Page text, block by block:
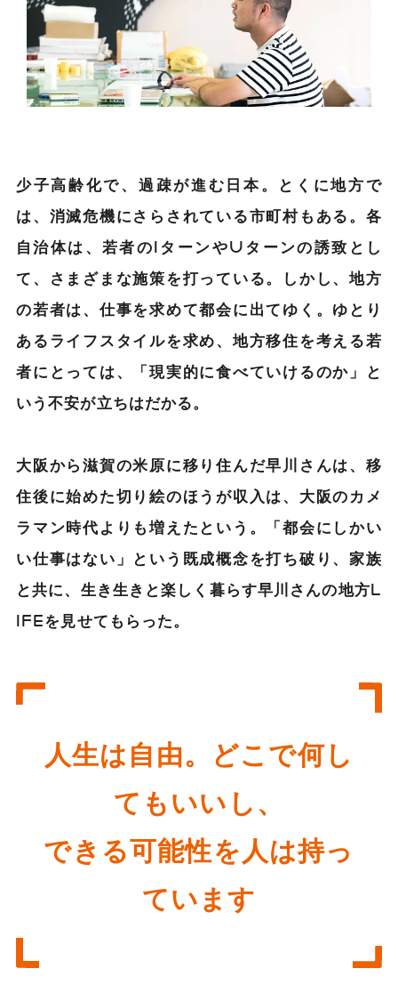
少子高齢化で、過疎が進む日本。とくに地方で
は、消滅危機にさらされている市町村もある。各
自治体は、若者のIターンやUターンの誘致とし
て、さまざまな施策を打っている。しかし、地方
の若者は、仕事を求めて都会に出てゆく。ゆとり
あるライフスタイルを求め、地方移住を考える若
者にとっては、「現実的に食べていけるのか」と
いう不安が立ちはだかる。
大阪から滋賀の米原に移り住んだ早川さんは、移
住後に始めた切り絵のほうが収入は、大阪のカメ
ラマン時代よりも増えたという。「都会にしかい
い仕事はない」という既成概念を打ち破り、家族
と共に、生き生きと楽しく暮らす早川さんの地方L
IFEを見せてもらった。
人生は自由。どこで何し
てもいいし、
できる可能性を人は持っ
ています